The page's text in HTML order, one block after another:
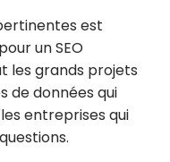
est
un SEO
les grands projets
de données qui
entreprises qui